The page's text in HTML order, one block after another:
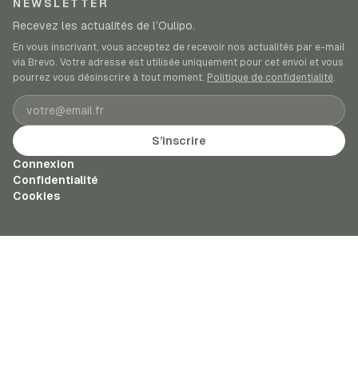
NEWSLETTER
Recevez les actualités de l’Oulipo.
En vous inscrivant, vous acceptez de recevoir nos actualités par e-mail
via Brevo. Votre adresse est utilisée uniquement pour cet envoi et vous
pourrez vous désinscrire à tout moment. Politique de confidentialité.
Adresse e-mail
S’inscrire
Connexion
Confidentialité
Cookies